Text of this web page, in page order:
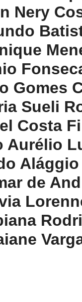
Nery
Gomes
Sueli
Costa
Aurélio
de